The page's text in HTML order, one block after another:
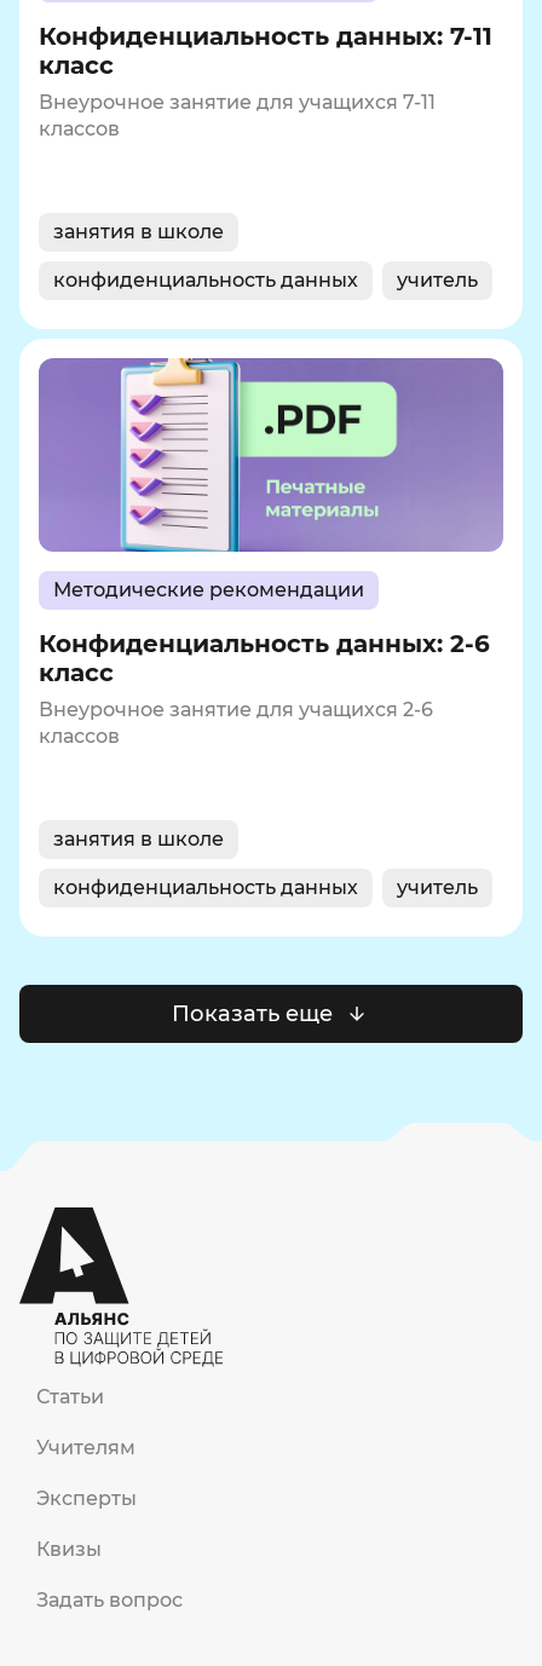
Конфиденциальность данных: 7-11
класс
Внеурочное занятие для учащихся 7-11
классов
занятия в школе
конфиденциальность данных учитель
Методические рекомендации
Конфиденциальность данных: 2-6
класс
Внеурочное занятие для учащихся 2-6
классов
занятия в школе
конфиденциальность данных учитель
Показать еще
Статьи
Учителям
Эксперты
Квизы
Задать вопрос